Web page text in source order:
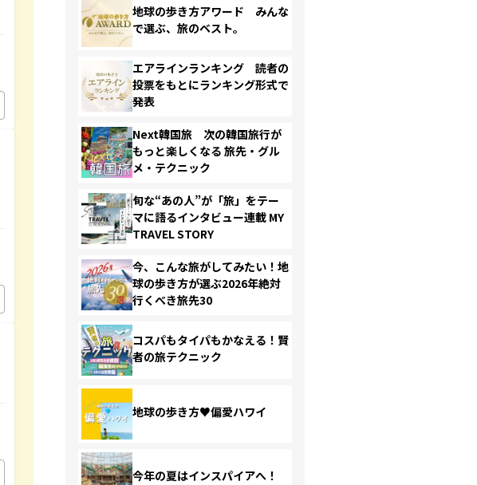
地球の歩き方アワード みんな
で選ぶ、旅のベスト。
エアラインランキング 読者の
投票をもとにランキング形式で
発表
Next韓国旅 次の韓国旅行が
もっと楽しくなる 旅先・グル
メ・テクニック
旬な“あの人”が「旅」をテー
マに語るインタビュー連載 MY
TRAVEL STORY
今、こんな旅がしてみたい！地
球の歩き方が選ぶ2026年絶対
行くべき旅先30
コスパもタイパもかなえる！賢
者の旅テクニック
地球の歩き方♥偏愛ハワイ
今年の夏はインスパイアへ！